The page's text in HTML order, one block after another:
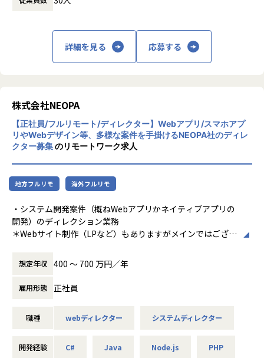
様々な活躍の場があります。他のエンジニアやデザイナーと
まずは得意な領域から始めるのでも構いませんし、新しい分
野にチャレンジも可能です。弊社クライアントから指定され
【業務の変更の範囲】
すべての業務への転換可能性あり
ます。
これを強みとして、アパレル上場企業の会員
セスするファンサイトの運用・改善を継続し
て対応しています。
また、これまでIT企業が参入していなかった
映画製作にも挑戦。ITの力で世の中を良くす
ることを目指しつつ、分野にとらわれず自分
たちが価値を感じる事業に積極的に取り組ん
でいます。
詳細を見る 応募する
株式会社NEOPA
【正社員/フルリモート/ディレクター】Webアプリ/スマホアプ
リやWebデザイン等、多様な案件を手掛けるNEOPA社のディレ
クター募集のリモートワーク求人
地方フルリモ 海外フルリモ
・システム開発案件（概ねWebアプリかネイティブアプリの
開発）のディレクション業務
＊Webサイト制作（LPなど）もありますがメインではござい
・顧客対応/資料作成/進捗管理等のマネジメント系の業務
・UI設計/デザインディレクションなどの制作系の業務
【業務の変更の範囲】
想定年収 400 〜 700 万円／年
雇用形態 正社員
職種 webディレクター システムディレクター
開発経験 C# Java Node.js PHP